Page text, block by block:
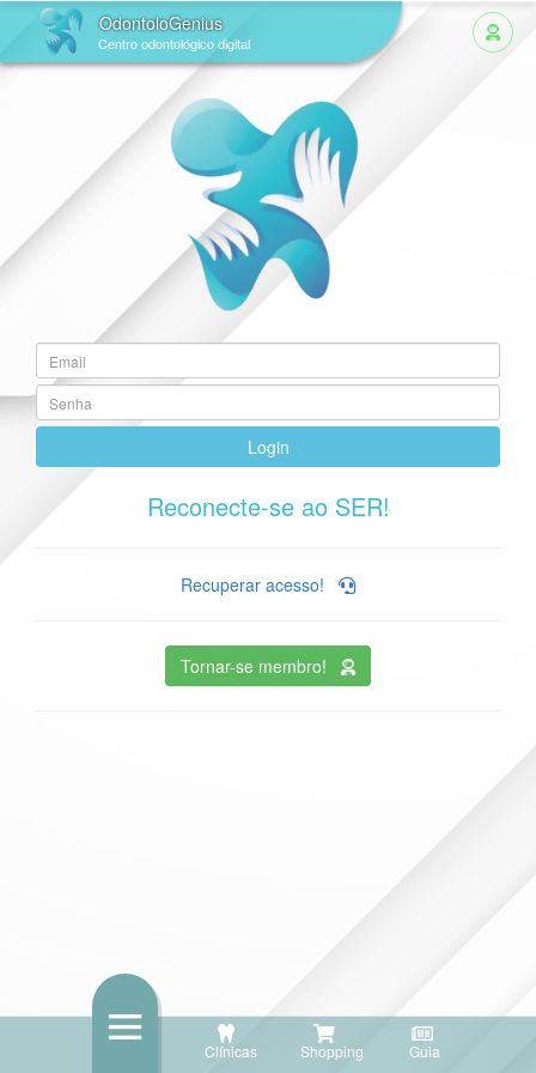
OdontoloGenius
Centro odontológico digital
Clínicas Shopping Guia
Login
Reconecte-se ao SER!
Recuperar acesso!
Tornar-se membro!